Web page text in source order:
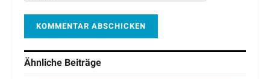
Ähnliche Beiträge